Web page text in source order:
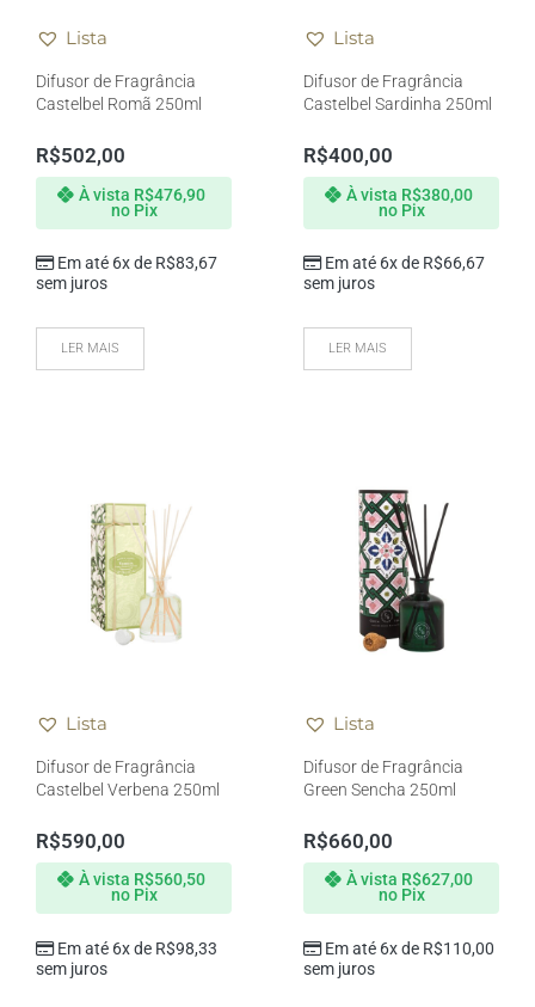
Lista
Difusor de Fragrância
Castelbel Romã 250ml
R$502,00
Em até 6x de R$83,67
sem juros
À vista R$476,90
no Pix
LER MAIS
Lista
Difusor de Fragrância
Castelbel Sardinha 250ml
R$400,00
Em até 6x de R$66,67
sem juros
À vista R$380,00
no Pix
LER MAIS
Lista
Difusor de Fragrância
Castelbel Verbena 250ml
R$590,00
Em até 6x de R$98,33
sem juros
À vista R$560,50
no Pix
Lista
Difusor de Fragrância
Green Sencha 250ml
R$660,00
Em até 6x de R$110,00
sem juros
À vista R$627,00
no Pix